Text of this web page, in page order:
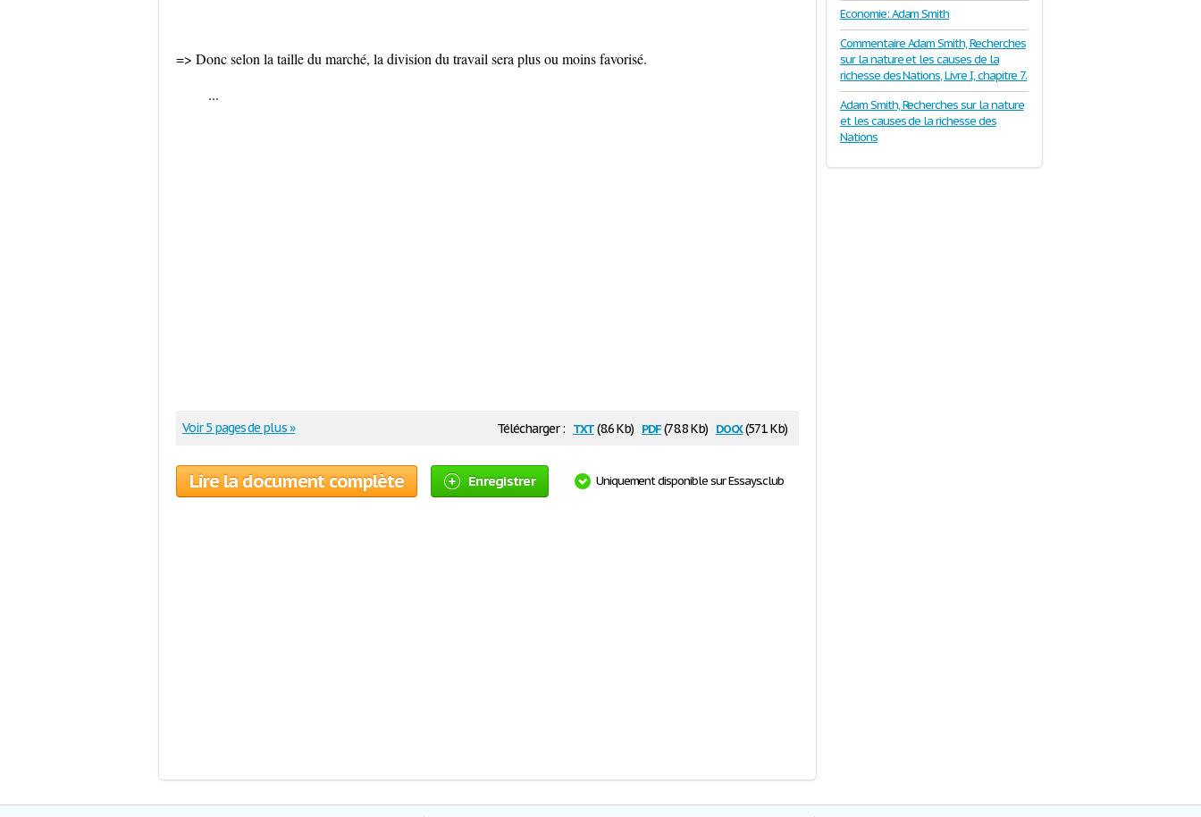
=> Donc selon la taille du marché, la division du travail sera plus ou moins favorisé.
...
Télécharger : txt(8.6 Kb) pdf(78.8 Kb) docx(571 Kb)
Voir 5 pages de plus »
Lire la document complète Enregistrer Uniquement disponible sur Essays.club
Economie: Adam Smith
Commentaire Adam Smith, Recherches
sur la nature et les causes de la
richesse des Nations, Livre I, chapitre 7.
Adam Smith, Recherches sur la nature
et les causes de la richesse des
Nations